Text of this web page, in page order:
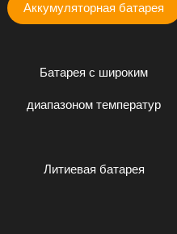
Аккумуляторная батарея
Батарея с широким
диапазоном температур
Литиевая батарея